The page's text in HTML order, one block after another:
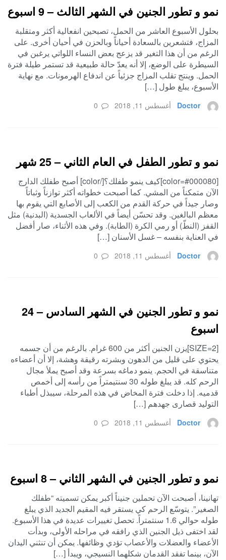
نمو و تطور الجنين في الشهر الثالث – 9 اسبوع
بحلول الأسبوع العاشر من الحمل، تصبحين انفعالية أكثر ومتقلبة
المزاج، فتشعرين بالسعادة أحياناً وبالحزن في أحيان أخرى. على
الرغم من أن هذا التغير قد يزعج بعض النساء اللواتي يرغبن في
السيطرة على الوضع، إلا أنه يعدّ حالة طبيعية قد تستمر طيلة فترة
الحمل. وينتج تقلب المزاج جزئياً عن اندفاع الهرمونات. مع نهاية
الأسبوع، يبلغ طول […]
Doctor أغسطس 11, 2018 0
نمو و تطور الطفل في العام الثاني – 25 شهر
[color=#000080]كيف ينمو طفلك؟[/color] أصبح طفلك الدارج
الآن متمكناً من المشي. كما أصبحت خطواته أكثر توازناً وثباتاً
وصار جيداً في حركة القدم من الكعب إلى الأصابع التي يقوم بها
معظم البالغين. وقد تحسّن أيضاً في الألعاب الجسدية (البدنية) مثل
القفز (النطّ) أو رمي الكرة (الطابة). وفي هذه الأثناء، صار أفضل
في العناية بنفسه – غسل الأسنان […]
Doctor أغسطس 11, 2018 0
نمو و تطور الجنين في الشهر السادس – 24
اسبوع
[SIZE=2]يزن الجنين أكثر من 600 غرام. بالرغم من أن جسمه
يحتوي على قليل من الدهون وبشرته رقيقة وهشة، إلا أن أعضاءه
متناسقة في الحجم. ينمو دماغه بسرعة وقد أصبح يملأ مجال
الرحم كله. قد يبلغ طوله 30 سنتيمتراً من رأسه إلى أخمص
قدميه. إذا دخلت فترة المخاض في هذه المرحلة، سيبذل أطباء
التوليد قصارى جهدهم […]
Doctor أغسطس 11, 2018 0
نمو و تطور الجنين في الشهر الثاني – 8 اسبوع
تهانينا، أصبحت الآن تحملين جنيناً أكبر يمكن تسميته “طفلك
الصغير”. يتوسّع الرحم كي يستقر فيه المقيم الجديد الذي يبلغ
طوله حوالي 1.6 سنتمتراً. تحصل تغييرات عديدة في هذا الأسبوع.
لقد اختفى ذيل الجنين الذي رافقه في مراحله الأولى، وبدأت
الأعضاء والعضلات والأعصاب تؤدي وظائفها. يمكن أن تنثني اليدان
الآن، بينما تفقد القدمان شكلهما النسيجي، ويبدأ […]